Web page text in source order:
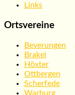
Links
Ortsvereine
Beverungen
Brakel
Höxter
Ottbergen
Scherfede
Warburg